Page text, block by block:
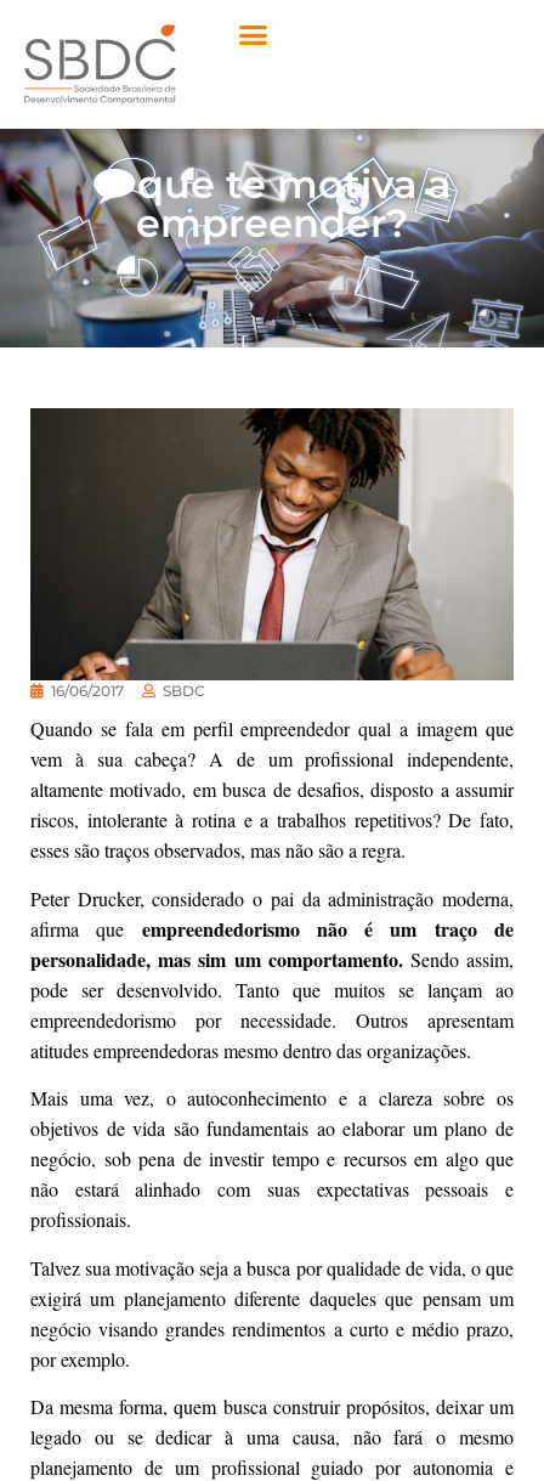
O que te motiva a
empreender?
16/06/2017 SBDC
Quando se fala em perfil empreendedor qual a imagem que
vem à sua cabeça? A de um profissional independente,
altamente motivado, em busca de desafios, disposto a assumir
riscos, intolerante à rotina e a trabalhos repetitivos? De fato,
esses são traços observados, mas não são a regra.
Peter Drucker, considerado o pai da administração moderna,
afirma que empreendedorismo não é um traço de
personalidade, mas sim um comportamento.Sendo assim,
pode ser desenvolvido. Tanto que muitos se lançam ao
empreendedorismo por necessidade. Outros apresentam
atitudes empreendedoras mesmo dentro das organizações.
Mais uma vez, o autoconhecimento e a clareza sobre os
objetivos de vida são fundamentais ao elaborar um plano de
negócio, sob pena de investir tempo e recursos em algo que
não estará alinhado com suas expectativas pessoais e
profissionais.
Talvez sua motivação seja a busca por qualidade de vida, o que
exigirá um planejamento diferente daqueles que pensam um
negócio visando grandes rendimentos a curto e médio prazo,
por exemplo.
Da mesma forma, quem busca construir propósitos, deixar um
legado ou se dedicar à uma causa, não fará o mesmo
planejamento de um profissional guiado por autonomia e